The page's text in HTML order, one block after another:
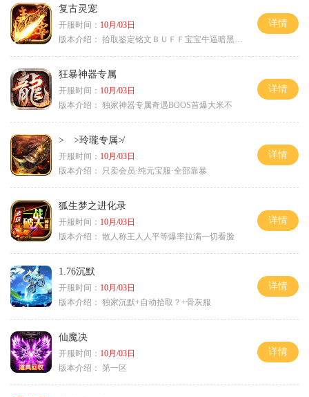
复古灵宠
开服时间： 10月/03日
版本介绍： 拾取鉴定铭文ＢＵＦＦ宝宝牛逼暗黑属性
详情
狂暴神器专属
开服时间： 10月/03日
版本介绍： 独家神器专属奇遇BOOS首爆大米不
详情
> >玲瓏专属≯
开服时间： 10月/03日
版本介绍：
只卖会员·纯元宝服·全部靠暴
详情
狐生梦之进化录
开服时间： 10月/03日
版本介绍： 散人称王人人平等爆率拉满一切看脸
详情
1.76沉默
开服时间： 10月/03日
版本介绍： 独家沉默+自动拾取？+骨灰服
详情
仙魔决
开服时间： 10月/03日
版本介绍： 第一区
详情